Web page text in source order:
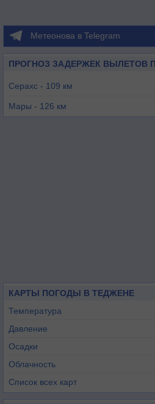
Метеонова в Telegram
ПРОГНОЗ ЗАДЕРЖЕК ВЫЛЕТОВ
Серахс - 109 км
Мары - 126 км
КАРТЫ ПОГОДЫ В ТЕДЖЕНЕ
Температура
Давление
Осадки
Облачность
Список всех карт